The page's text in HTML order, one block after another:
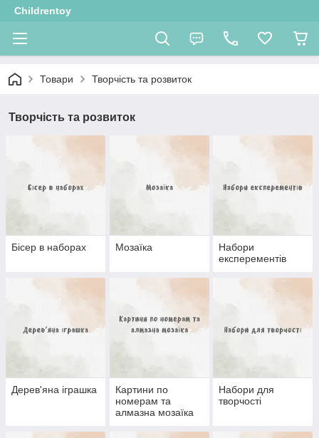
Childrentoy
Товари Творчість та розвиток
Творчість та розвиток
Бісер в наборах Мозаїка
Набори
експерементів
Дерев'яна іграшка
Картини по
номерам та
алмазна мозаїка
Набори для
творчості